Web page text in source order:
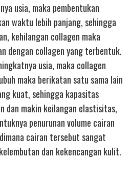
usia, maka pembentukan
waktu lebih panjang, sehingga
kehilangan collagen maka
dengan collagen yang terbentuk.
usia, maka collagen
maka berikatan satu sama lain
kuat, sehingga kapasitas
dan makin keilangan elastisitas,
penurunan volume cairan
cairan tersebut sangat
dan kekencangan kulit.